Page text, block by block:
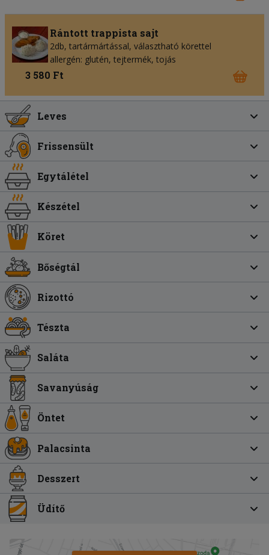
Rántott trappista sajt
2db, tartármártással, választható körettel
allergén: glutén, tejtermék, tojás
3 580 Ft
Leves
Frissensült
Egytálétel
Készétel
Köret
Bőségtál
Rizottó
Tészta
Saláta
Savanyúság
Öntet
Palacsinta
Desszert
Üdítő